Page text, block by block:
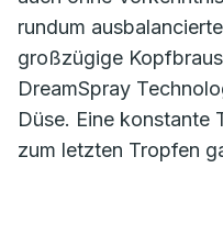
rundum
großzügige
DreamSpray
Düse. Eine konstante
zum letzten Tropfen